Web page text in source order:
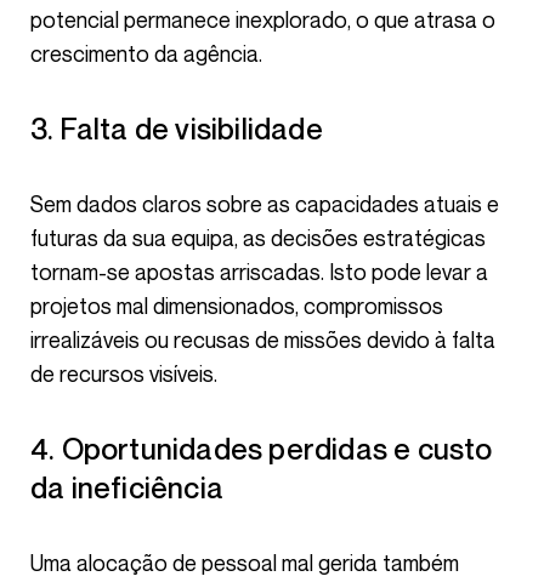
potencial permanece inexplorado, o que atrasa o
crescimento da agência.
3. Falta de visibilidade
Sem dados claros sobre as capacidades atuais e
futuras da sua equipa, as decisões estratégicas
tornam-se apostas arriscadas. Isto pode levar a
projetos mal dimensionados, compromissos
irrealizáveis ou recusas de missões devido à falta
de recursos visíveis.
4. Oportunidades perdidas e custo
da ineficiência
Uma alocação de pessoal mal gerida também